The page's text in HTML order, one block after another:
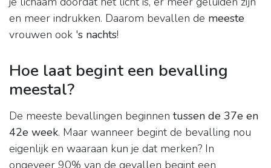
en meer indrukken. Daarom bevallen de meeste
vrouwen ook 's nachts!
Hoe laat begint een bevalling
meestal?
De meeste bevallingen beginnen tussen de 37e en
42e week. Maar wanneer begint de bevalling nou
eigenlijk en waaraan kun je dat merken? In
ongeveer 90% van de gevallen begint een